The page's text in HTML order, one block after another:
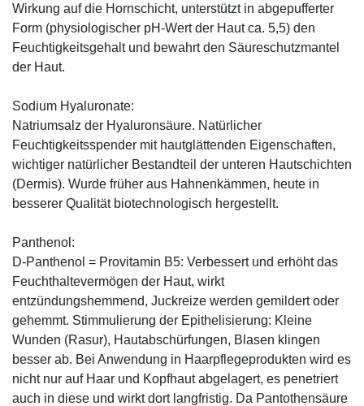
Wirkung auf die Hornschicht, unterstützt in abgepufferter
Form (physiologischer pH-Wert der Haut ca. 5,5) den
Feuchtigkeitsgehalt und bewahrt den Säureschutzmantel
der Haut.
Sodium Hyaluronate:
Natriumsalz der Hyaluronsäure. Natürlicher
Feuchtigkeitsspender mit hautglättenden Eigenschaften,
wichtiger natürlicher Bestandteil der unteren Hautschichten
(Dermis). Wurde früher aus Hahnenkämmen, heute in
besserer Qualität biotechnologisch hergestellt.
Panthenol:
D-Panthenol = Provitamin B5: Verbessert und erhöht das
Feuchthaltevermögen der Haut, wirkt
entzündungshemmend, Juckreize werden gemildert oder
gehemmt. Stimmulierung der Epithelisierung: Kleine
Wunden (Rasur), Hautabschürfungen, Blasen klingen
besser ab. Bei Anwendung in Haarpflegeprodukten wird es
nicht nur auf Haar und Kopfhaut abgelagert, es penetriert
auch in diese und wirkt dort langfristig. Da Pantothensäure